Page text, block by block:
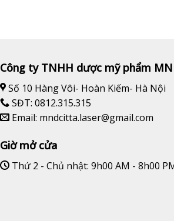
Công ty TNHH dược mỹ phẩm
Số 10 Hàng Vôi- Hoàn Kiếm- Hà Nội
SĐT: 0812.315.315
Email: mndcitta.laser@gmail.com
Giờ mở cửa
Thứ 2 - Chủ nhật: 9h00 AM - 8h00